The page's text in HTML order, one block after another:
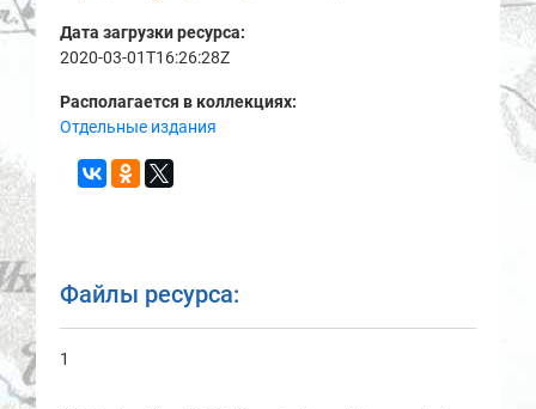
Дата загрузки ресурса:
2020-03-01T16:26:28Z
Располагается в коллекциях:
Отдельные издания
Файлы ресурса:
1